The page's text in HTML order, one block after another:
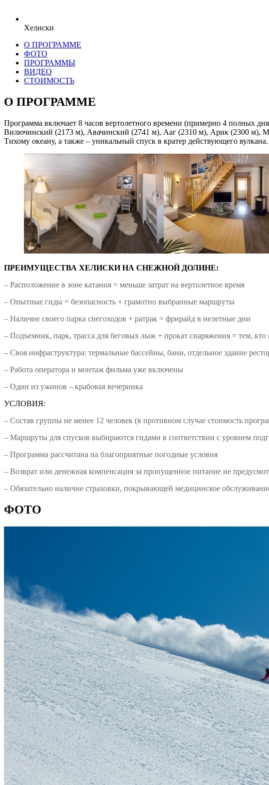
Хелиски
О ПРОГРАММЕ
ФОТО
ПРОГРАММЫ
ВИДЕО
СТОИМОСТЬ
О ПРОГРАММЕ
Программа включает 8 часов вертолетного времени (примерно 4 полных
Вилючинский (2173 м), Авачинский (2741 м), Ааг (2310 м), Арик (2300 м),
Тихому океану, а также – уникальный спуск в кратер действующего
ПРЕИМУЩЕСТВА ХЕЛИСКИ НА СНЕЖНОЙ ДОЛИНЕ:
– Расположение в зоне катания = меньше затрат на вертолетное время
– Опытные гиды = безопасность + грамотно выбранные маршруты
– Наличие своего парка снегоходов + ратрак = фрирайд в нелетные дни
– Подъемник, парк, трасса для беговых лыж + прокат снаряжения = тем, кто
– Своя инфраструктура: термальные бассейны, бани, отдельное здание
– Работа оператора и монтаж фильма уже включены
– Один из ужинов – крабовая вечеринка
УСЛОВИЯ:
– Состав группы не менее 12 человек (в противном случае стоимость
– Маршруты для спусков выбираются гидами в соответствии с уровнем
– Программа рассчитана на благоприятные погодные условия
– Возврат или денежная компенсация за пропущенное питание не
– Обязательно наличие страховки, покрывающей медицинское
ФОТО